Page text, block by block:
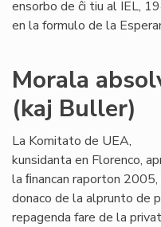
ensorbo de ĉi tiu al IEL,
en la formulo de la
Morala
(kaj Buller)
La Komitato de UEA,
kunsidanta en Florenco,
la ﬁnancan raporton
donaco de la alprunto de
repagenda fare de la